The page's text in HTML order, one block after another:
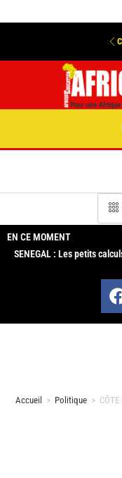
EN CE MOMENT
SENEGAL : Les petits
Accueil > Politique >